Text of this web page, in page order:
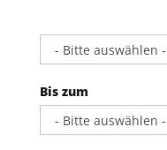
Bis zum